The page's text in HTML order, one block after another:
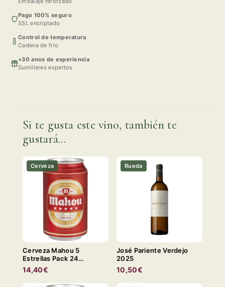
Pago 100% seguro
SSL encriptado
Control de temperatura
Cadena de frio
+30 anos de experiencia
Sumilleres expertos
Si te gusta este vino, también te
gustará...
Cerveza
Cerveza Mahou 5
Estrellas Pack 24
Unidades 33cl. LATA
14,40€
Rueda
José Pariente Verdejo
2025
10,50€